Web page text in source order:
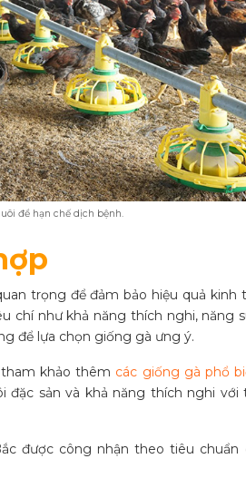
để hạn chế dịch bệnh.
trọng để đảm bảo hiệu quả kinh
chí như khả năng thích nghi, năng
để lựa chọn giống gà ưng ý.
khảo thêm các giống gà phổ
đặc sản và khả năng thích nghi với
được công nhận theo tiêu chuẩn